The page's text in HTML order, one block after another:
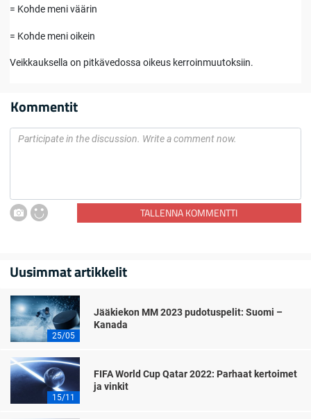
= Kohde meni väärin
= Kohde meni oikein
Veikkauksella on pitkävedossa oikeus kerroinmuutoksiin.
Kommentit
TALLENNA KOMMENTTI
Uusimmat artikkelit
25/05
Jääkiekon MM 2023 pudotuspelit: Suomi –
Kanada
15/11
FIFA World Cup Qatar 2022: Parhaat kertoimet
ja vinkit